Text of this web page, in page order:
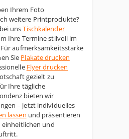
Ihrem Foto
weitere Printprodukte?
unsTischkalender
Ihre Termine stilvoll im
aufmerksamkeitsstarke
Sie Plakate drucken
Flyer drucken
gezielt zu
Ihre tägliche
bieten wir
– jetzt individuelles
lassen und präsentieren
einheitlichen und